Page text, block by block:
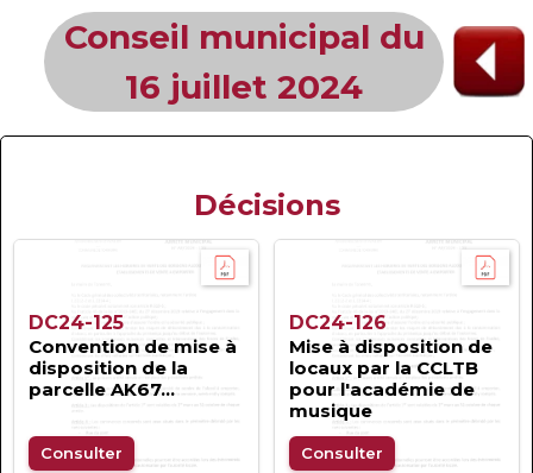
Conseil municipal du
16 juillet 2024
Décisions
DC24-125
Convention de mise à
disposition de la
parcelle AK67...
Consulter
DC24-126
Mise à disposition de
locaux par la CCLTB
pour l'académie de
musique
Consulter